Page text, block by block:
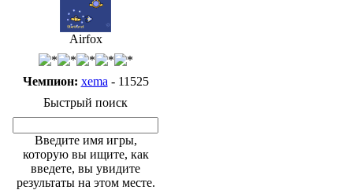
Airfox
Чемпион: xema - 11525
Быстрый поиск
Введите имя игры,
которую вы ищите, как
введете, вы увидите
результаты на этом месте.